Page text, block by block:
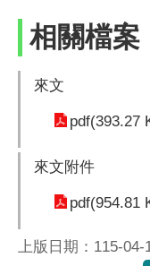
相關檔案
來文
pdf(393.27
來文附件
pdf(954.81
上版日期：115-04-